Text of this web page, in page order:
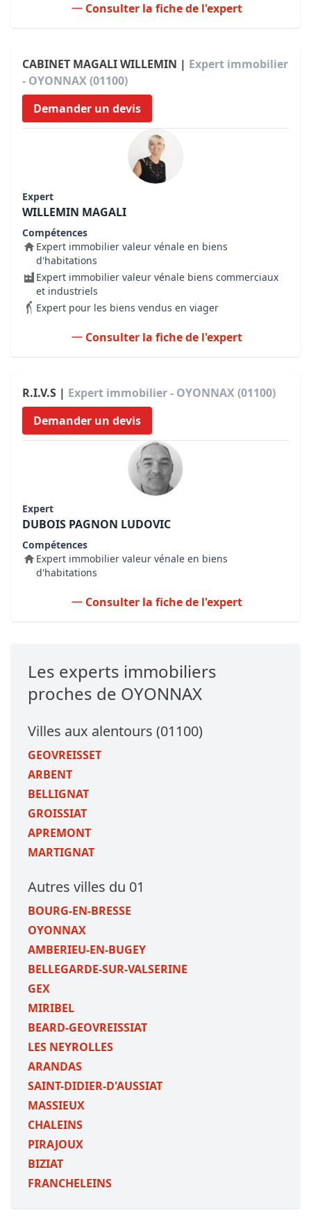
Consulter la fiche de l'expert
CABINET MAGALI WILLEMIN | Expert immobilier
- OYONNAX (01100)
Demander un devis
Expert
WILLEMIN MAGALI
Compétences
Expert immobilier valeur vénale en biens
d'habitations
Expert immobilier valeur vénale biens commerciaux
et industriels
Expert pour les biens vendus en viager
Consulter la fiche de l'expert
R.I.V.S | Expert immobilier - OYONNAX (01100)
Demander un devis
Expert
DUBOIS PAGNON LUDOVIC
Compétences
Expert immobilier valeur vénale en biens
d'habitations
Consulter la fiche de l'expert
Les experts immobiliers
proches de OYONNAX
Villes aux alentours (01100)
GEOVREISSET
ARBENT
BELLIGNAT
GROISSIAT
APREMONT
MARTIGNAT
Autres villes du 01
BOURG-EN-BRESSE
OYONNAX
AMBERIEU-EN-BUGEY
BELLEGARDE-SUR-VALSERINE
GEX
MIRIBEL
BEARD-GEOVREISSIAT
LES NEYROLLES
ARANDAS
SAINT-DIDIER-D'AUSSIAT
MASSIEUX
CHALEINS
PIRAJOUX
BIZIAT
FRANCHELEINS